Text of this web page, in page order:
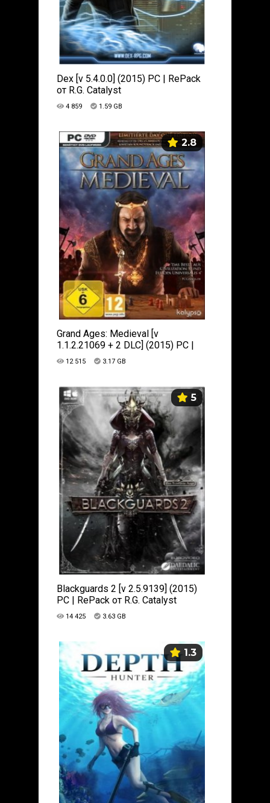
Dex [v 5.4.0.0] (2015) PC | RePack
от R.G. Catalyst
4 859 1.59 GB
2.8
Grand Ages: Mediеval [v
1.1.2.21069 + 2 DLC] (2015) PC |
RePack от R.G. Catalyst
12 515 3.17 GB
5
Blackguards 2 [v 2.5.9139] (2015)
PC | RePack от R.G. Catalyst
14 425 3.63 GB
1.3